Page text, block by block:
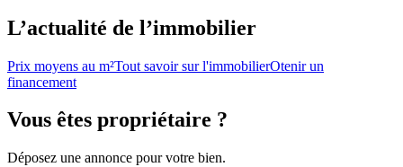
L’actualité de l’immobilier
Prix moyens au m²Tout savoir sur l'immobilierOtenir un
financement
Vous êtes propriétaire ?
Déposez une annonce pour votre bien.